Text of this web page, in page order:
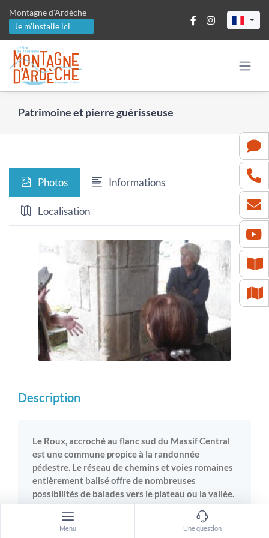
contenu
Montagne d'Ardèche
Je m'installe ici
Patrimoine et pierre guérisseuse
Photos Informations
Localisation
Description
Le Roux, accroché au flanc sud du Massif Central
est une commune propice à la randonnée
pédestre. Le réseau de chemins et voies romaines
entièrement balisé offre de nombreuses
possibilités de balades vers le plateau ou la vallée.
Menu Une question